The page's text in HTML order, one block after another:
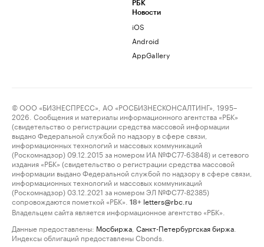
РБК
Новости
iOS
Android
AppGallery
© ООО «БИЗНЕСПРЕСС», АО «РОСБИЗНЕСКОНСАЛТИНГ», 1995–
2026. Сообщения и материалы информационного агентства «РБК»
(свидетельство о регистрации средства массовой информации
выдано Федеральной службой по надзору в сфере связи,
информационных технологий и массовых коммуникаций
(Роскомнадзор) 09.12.2015 за номером ИА №ФС77-63848) и сетевого
издания «РБК» (свидетельство о регистрации средства массовой
информации выдано Федеральной службой по надзору в сфере связи,
информационных технологий и массовых коммуникаций
(Роскомнадзор) 03.12.2021 за номером ЭЛ №ФС77-82385)
сопровождаются пометкой «РБК».
18+ letters@rbc.ru
Владельцем сайта является информационное агентство «РБК».
Данные предоставлены: Мосбиржа Санкт-Петербургская биржа
Индексы облигаций предоставлены Cbonds.